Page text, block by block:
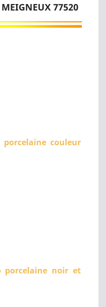
77520
couleur
porcelaine noir et